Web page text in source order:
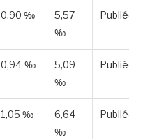
0,90 ‰
5,57
‰
Publiée
0,94 ‰
5,09
‰
Publiée
1,05 ‰
6,64
‰
Publiée